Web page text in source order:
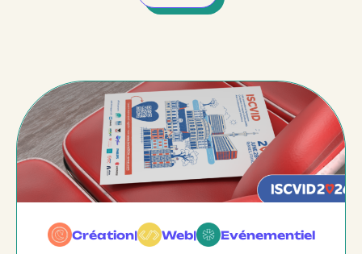
Création| Web| Evénementiel